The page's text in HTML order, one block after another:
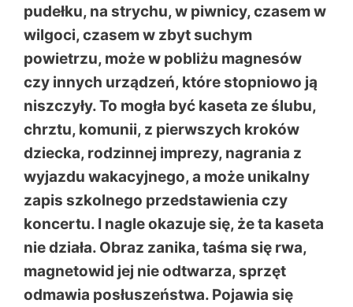
pudełku, na strychu, w piwnicy, czasem w
wilgoci, czasem w zbyt suchym
powietrzu, może w pobliżu magnesów
czy innych urządzeń, które stopniowo ją
niszczyły. To mogła być kaseta ze ślubu,
chrztu, komunii, z pierwszych kroków
dziecka, rodzinnej imprezy, nagrania z
wyjazdu wakacyjnego, a może unikalny
zapis szkolnego przedstawienia czy
koncertu. I nagle okazuje się, że ta kaseta
nie działa. Obraz zanika, taśma się rwa,
magnetowid jej nie odtwarza, sprzęt
odmawia posłuszeństwa. Pojawia się